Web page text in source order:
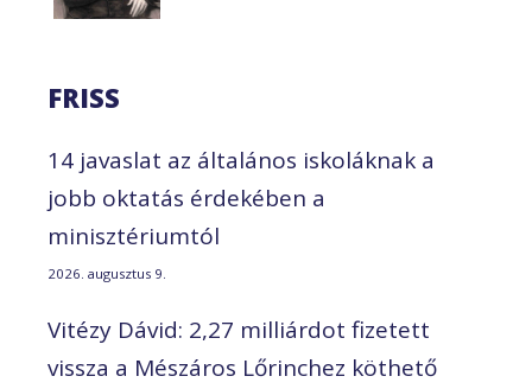
FRISS
14 javaslat az általános iskoláknak a
jobb oktatás érdekében a
minisztériumtól
2026. augusztus 9.
Vitézy Dávid: 2,27 milliárdot fizetett
vissza a Mészáros Lőrinchez köthető